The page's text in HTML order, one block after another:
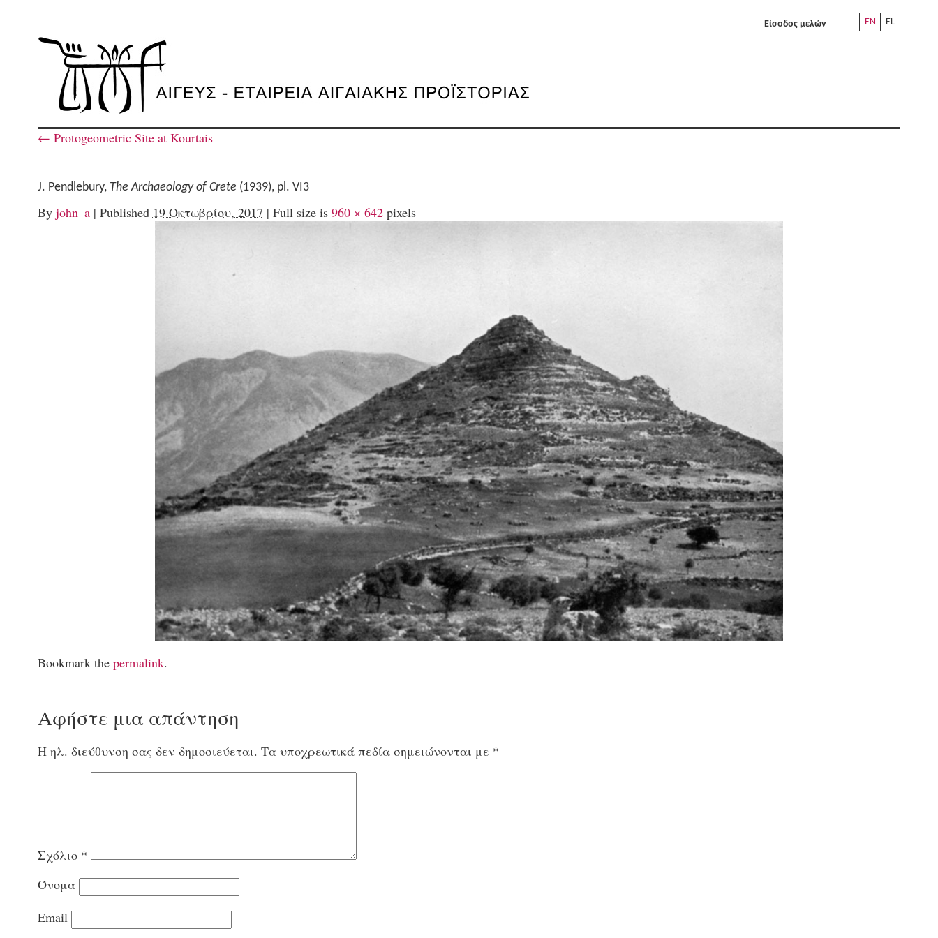
EN EL
Είσοδος μελών
← Protogeometric Site at Kourtais
J. Pendlebury, The Archaeology of Crete (1939), pl. VI3
By john_a | Published 19 Οκτωβρίου, 2017 | Full size is 960 × 642pixels
Bookmark the permalink.
Αφήστε μια απάντηση
Η ηλ. διεύθυνση σας δεν δημοσιεύεται. Τα υποχρεωτικά πεδία σημειώνονται με *
Σχόλιο *
Όνομα
Email